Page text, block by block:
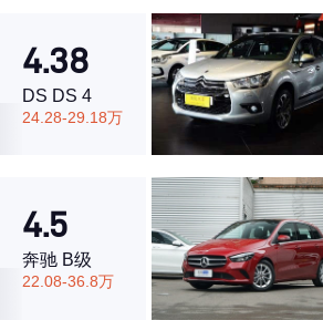
4.38
DS DS 4
24.28-29.18万
4.5
奔驰 B级
22.08-36.8万